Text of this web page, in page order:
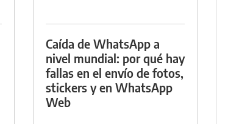
Caída de WhatsApp a
nivel mundial: por qué hay
fallas en el envío de fotos,
stickers y en WhatsApp
Web